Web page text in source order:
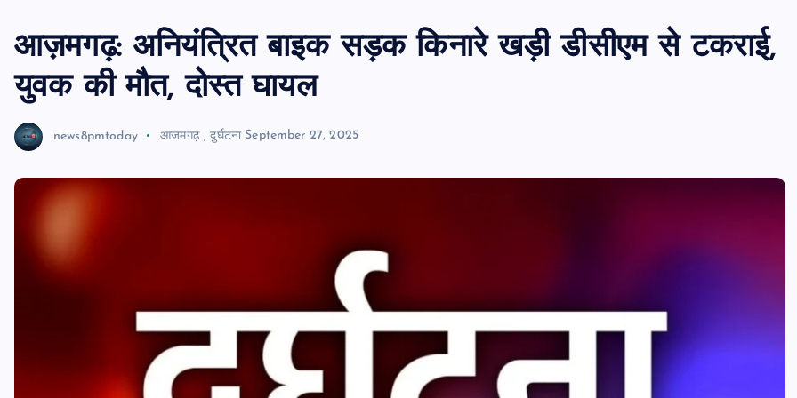
आज़मगढ़: अनियंत्रित बाइक सड़क किनारे खड़ी डीसीएम से टकराई,
युवक की मौत, दोस्त घायल
news8pmtoday आजमगढ़,दुर्घटना September 27, 2025
आजमगढ़ बाबा बैद्यनाथ धाम से दर्शन कर
श्रद्धालुओं की कार खड़े ट्रेलर में घुसी,तीन
घायल